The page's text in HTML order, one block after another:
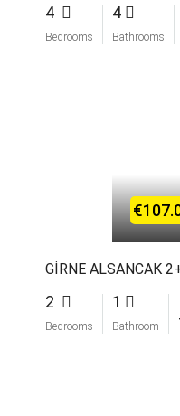
4
Bedrooms
4
Bathrooms
GİRNE ALSANCAK
2
Bedrooms
1
Bathroom